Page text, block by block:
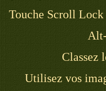
Touche Scroll
Classez
Utilisez vos